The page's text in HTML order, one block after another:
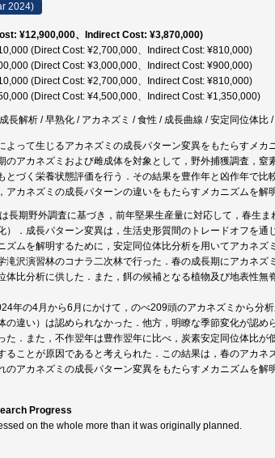
2024)
¥12,900,000、Indirect Cost: ¥3,870,000)
(Direct Cost: ¥2,700,000、Indirect Cost: ¥810,000)
(Direct Cost: ¥3,000,000、Indirect Cost: ¥900,000)
(Direct Cost: ¥2,700,000、Indirect Cost: ¥810,000)
(Direct Cost: ¥4,500,000、Indirect Cost: ¥1,350,000)
長解析 / 早熟化 / アカネズミ / 食性 / 成長曲線 / 安定同位体比
よって生じるアカネズミの成長パターン変異をもたらすメ
のアカネズミおよび雌成体を対象として，野外捕獲調査，
とづく栄養状態評価を行う．その結果を豊作年と凶作年で
アカネズミの成長パターンの違いをもたらすメカニズムを解
は長期野外調査に基づき，前年堅果生産量に対応して，春生
）．成長パターン変異は，生活史形質間のトレードオフを
ズムを解明するために，安定同位体比分析を用いてアカネズ
滝沢演習林のコナラ二次林で行った．春の成長期にアカネ
体比分析に供した．また，餌の候補となる植物及び地表性
年の4月から6月にかけて，のべ209頭のアカネズミから分
の違い）は認められなかった．他方，明瞭な季節変化が認
た．また，不作翌年は豊作翌年に比べ，炭素安定同位体比
ることが原因であると考えられた．この結果は，春のアカネ
のアカネズミの成長パターン変異をもたらすメカニズムを
Progress
on the whole more than it was originally planned.